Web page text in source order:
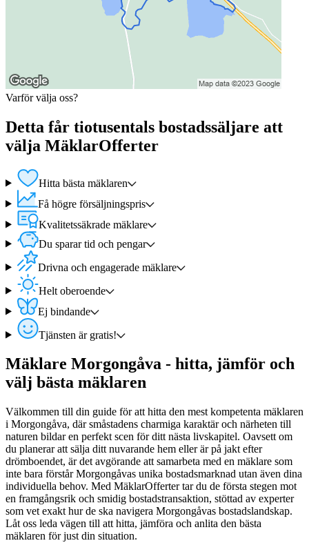
Varför välja oss?
Detta får tiotusentals bostadssäljare att
välja MäklarOfferter
Hitta bästa mäklaren
Få högre försäljningspris
Kvalitetssäkrade mäklare
Du sparar tid och pengar
Drivna och engagerade mäklare
Helt oberoende
Ej bindande
Tjänsten är gratis!
Mäklare Morgongåva - hitta, jämför och
välj bästa mäklaren
Välkommen till din guide för att hitta den mest kompetenta mäklaren
i Morgongåva, där småstadens charmiga karaktär och närheten till
naturen bildar en perfekt scen för ditt nästa livskapitel. Oavsett om
du planerar att sälja ditt nuvarande hem eller är på jakt efter
drömboendet, är det avgörande att samarbeta med en mäklare som
inte bara förstår Morgongåvas unika bostadsmarknad utan även dina
individuella behov. Med MäklarOfferter tar du de första stegen mot
en framgångsrik och smidig bostadstransaktion, stöttad av experter
som vet exakt hur de ska navigera Morgongåvas bostadslandskap.
Låt oss leda vägen till att hitta, jämföra och anlita den bästa
mäklaren för just din situation.